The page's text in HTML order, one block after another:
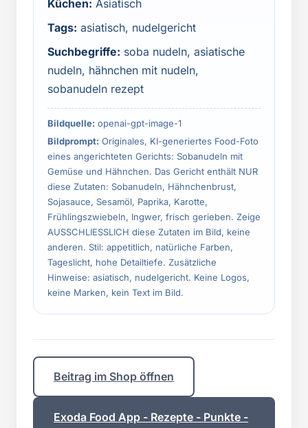
Küchen: Asiatisch
Tags: asiatisch, nudelgericht
Suchbegriffe: soba nudeln, asiatische
nudeln, hähnchen mit nudeln,
sobanudeln rezept
Bildquelle: openai-gpt-image-1
Bildprompt: Originales, KI-generiertes Food-Foto
eines angerichteten Gerichts: Sobanudeln mit
Gemüse und Hähnchen. Das Gericht enthält NUR
diese Zutaten: Sobanudeln, Hähnchenbrust,
Sojasauce, Sesamöl, Paprika, Karotte,
Frühlingszwiebeln, Ingwer, frisch gerieben. Zeige
AUSSCHLIESSLICH diese Zutaten im Bild, keine
anderen. Stil: appetitlich, natürliche Farben,
Tageslicht, hohe Detailtiefe. Zusätzliche
Hinweise: asiatisch, nudelgericht. Keine Logos,
keine Marken, kein Text im Bild.
Beitrag im Shop öffnen
Exoda Food App - Rezepte - Punkte -